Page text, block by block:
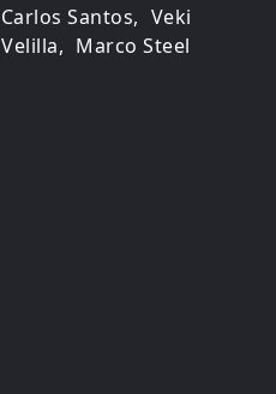
Carlos Santos, Veki
Velilla, Marco Steel